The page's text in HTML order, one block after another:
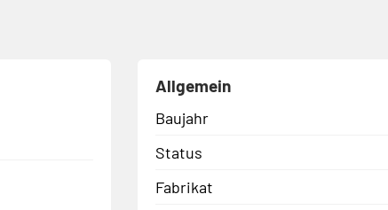
Allgemein
Baujahr
Status
Fabrikat